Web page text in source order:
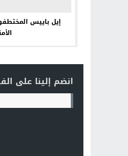
إيل باييس
انضم إلينا على